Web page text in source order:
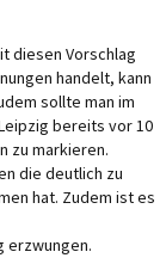
diesen Vorschlag
handelt, kann
sollte man im
bereits vor 10
zu markieren.
die deutlich zu
hat. Zudem ist es
erzwungen.